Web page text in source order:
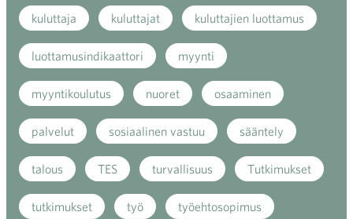
kuluttaja kuluttajat kuluttajien luottamus
luottamusindikaattori myynti
myyntikoulutus nuoret osaaminen
palvelut sosiaalinen vastuu sääntely
talous TES turvallisuus Tutkimukset
tutkimukset työ työehtosopimus